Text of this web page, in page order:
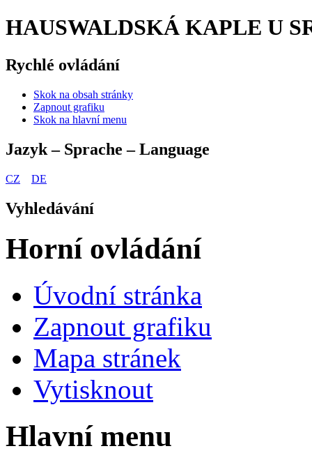
HAUSWALDSKÁ KAPLE U
Rychlé ovládání
Skok na obsah stránky
Zapnout grafiku
Skok na hlavní menu
Jazyk – Sprache – Language
CZ DE
Vyhledávání
Horní ovládání
Úvodní stránka
Zapnout grafiku
Mapa stránek
Vytisknout
Hlavní menu